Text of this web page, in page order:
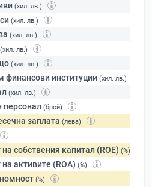
(хил. лв.)
(хил. лв.)
(хил. лв.)
(хил. лв.)
(хил. лв.)
институции (хил. лв.)
(хил. лв.)
персонал (брой)
заплата (лева)
собствения капитал (ROE) (%)
активите (ROA) (%)
(%)